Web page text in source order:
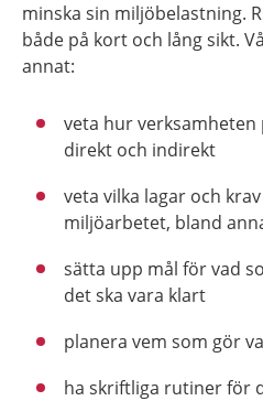
minska sin miljöbelastning.
både på kort och lång sikt.
annat:
veta hur
direkt och indirekt
veta vilka lagar och
miljöarbetet, bland
sätta upp mål för vad
det ska vara klart
planera vem som gör
ha skriftliga rutiner för